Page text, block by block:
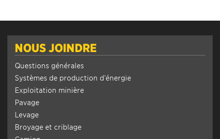
NOUS JOINDRE
Questions générales
Systèmes de production d’énergie
Exploitation minière
Pavage
Levage
Broyage et criblage